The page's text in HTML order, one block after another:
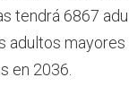
tendrá 6867
adultos
en 2036.